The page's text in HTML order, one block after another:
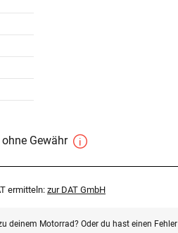
Gewähr
ermitteln:zur DAT GmbH
deinem Motorrad? Oder du hast einen